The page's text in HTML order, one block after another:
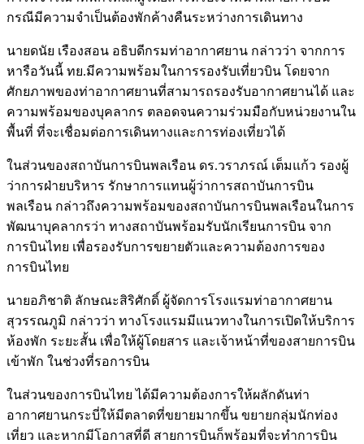
กรณีมีความจำเป็นต้องพักค้างคืนระหว่างการเดินทาง
นายดนัย เรืองสอน อธิบดีกรมท่าอากาศยาน กล่าวว่า จากการ
หารือวันนี้ ทย.มีความพร้อมในการรองรับเที่ยวบิน โดยจาก
ศักยภาพของท่าอากาศยานที่สามารถรองรับอากาศยานได้ และ
ความพร้อมของบุคลากร ตลอดจนความร่วมมือกับหน่วยงานใน
พื้นที่ ที่จะเชื่อมต่อการเดินทางและการท่องเที่ยวได้
ในส่วนของสถาบันการบินพลเรือน ดร.วราภรณ์ เต็มแก้ว รองผู้
ว่าการฝ่ายบริหาร รักษาการแทนผู้ว่าการสถาบันการบิน
พลเรือน กล่าวถึงความพร้อมของสถาบันการบินพลเรือนในการ
พัฒนาบุคลากรว่า ทางสถาบันพร้อมรับนักเรียนการบิน จาก
การบินไทย เพื่อรองรับการขยายตัวและความต้องการของ
การบินไทย
นายอภิชาติ ลักษณะสิริศักดิ์ ผู้จัดการโรงแรมท่าอากาศยาน
สุวรรณภูมิ กล่าวว่า ทางโรงแรมมีแนวทางในการเปิดให้บริการ
ห้องพัก ระยะสั้น เพื่อให้ผู้โดยสาร และเจ้าหน้าที่ของสายการบิน
เข้าพัก ในช่วงที่รอการบิน
ในส่วนของการบินไทย ได้มีความต้องการให้ผลักดันท่า
อากาศยานกระบี่ให้มีตลาดที่ขยายมากขึ้น ขยายกลุ่มนักท่อง
เที่ยว และหากมีโอกาสที่ดี สายการบินก็พร้อมที่จะทำการบิน